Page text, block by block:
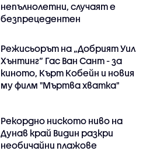
непълнолетни, случаят е
безпрецедентен
Режисьорът на „Добрият Уил
Хънтинг“ Гас Ван Сант - за
киното, Кърт Кобейн и новия
му филм "Мъртва хватка"
Рекордно ниското ниво на
Дунав край Видин разкри
необичайни плажове